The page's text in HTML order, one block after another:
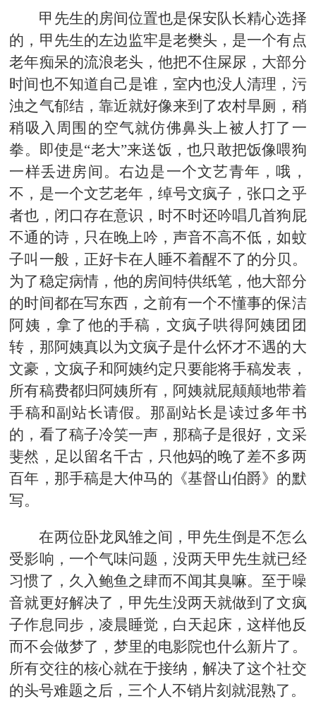
甲先生的房间位置也是保安队长精心选择
的，甲先生的左边监牢是老樊头，是一个有点
老年痴呆的流浪老头，他把不住屎尿，大部分
时间也不知道自己是谁，室内也没人清理，污
浊之气郁结，靠近就好像来到了农村旱厕，稍
稍吸入周围的空气就仿佛鼻头上被人打了一
拳。即使是“老大”来送饭，也只敢把饭像喂狗
一样丢进房间。右边是一个文艺青年，哦，
不，是一个文艺老年，绰号文疯子，张口之乎
者也，闭口存在意识，时不时还吟唱几首狗屁
不通的诗，只在晚上吟，声音不高不低，如蚊
子叫一般，正好卡在人睡不着醒不了的分贝。
为了稳定病情，他的房间特供纸笔，他大部分
的时间都在写东西，之前有一个不懂事的保洁
阿姨，拿了他的手稿，文疯子哄得阿姨团团
转，那阿姨真以为文疯子是什么怀才不遇的大
文豪，文疯子和阿姨约定只要能将手稿发表，
所有稿费都归阿姨所有，阿姨就屁颠颠地带着
手稿和副站长请假。那副站长是读过多年书
的，看了稿子冷笑一声，那稿子是很好，文采
斐然，足以留名千古，只他妈的晚了差不多两
百年，那手稿是大仲马的《基督山伯爵》的默
写。
在两位卧龙凤雏之间，甲先生倒是不怎么
受影响，一个气味问题，没两天甲先生就已经
习惯了，久入鲍鱼之肆而不闻其臭嘛。至于噪
音就更好解决了，甲先生没两天就做到了文疯
子作息同步，凌晨睡觉，白天起床，这样他反
而不会做梦了，梦里的电影院也什么新片了。
所有交往的核心就在于接纳，解决了这个社交
的头号难题之后，三个人不销片刻就混熟了。